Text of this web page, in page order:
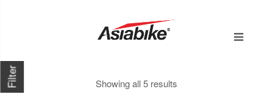
Showing all 5 results
Filter